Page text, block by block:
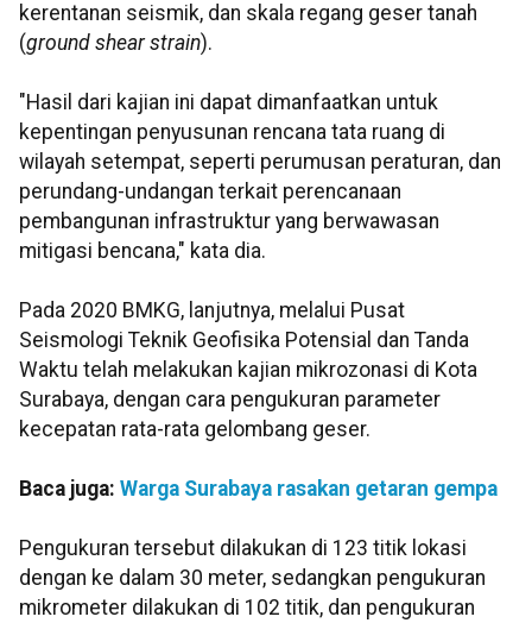
kerentanan seismik, dan skala regang geser tanah
(ground shear strain).
"Hasil dari kajian ini dapat dimanfaatkan untuk
kepentingan penyusunan rencana tata ruang di
wilayah setempat, seperti perumusan peraturan, dan
perundang-undangan terkait perencanaan
pembangunan infrastruktur yang berwawasan
mitigasi bencana," kata dia.
Pada 2020 BMKG, lanjutnya, melalui Pusat
Seismologi Teknik Geofisika Potensial dan Tanda
Waktu telah melakukan kajian mikrozonasi di Kota
Surabaya, dengan cara pengukuran parameter
kecepatan rata-rata gelombang geser.
Baca juga: Warga Surabaya rasakan getaran gempa
Pengukuran tersebut dilakukan di 123 titik lokasi
dengan ke dalam 30 meter, sedangkan pengukuran
mikrometer dilakukan di 102 titik, dan pengukuran